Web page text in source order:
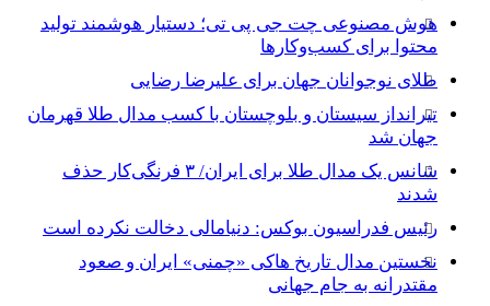
هوش مصنوعی چت جی پی تی؛ دستیار هوشمند تولید
محتوا برای کسب‌وکارها
طلای نوجوانان جهان برای علیرضا رضایی
تیرانداز سیستان و بلوچستان با کسب مدال طلا قهرمان
جهان شد
شانس یک مدال طلا برای ایران/ ۳ فرنگی‌کار حذف
شدند
رئیس فدراسیون بوکس: دنیامالی دخالت نکرده است
نخستین مدال تاریخ هاکی «چمنی» ایران و صعود
مقتدرانه به جام جهانی